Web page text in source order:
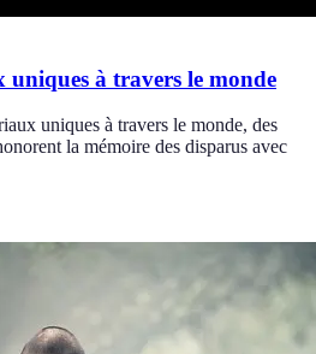
uniques à travers le monde
uniques à travers le monde, des
la mémoire des disparus avec